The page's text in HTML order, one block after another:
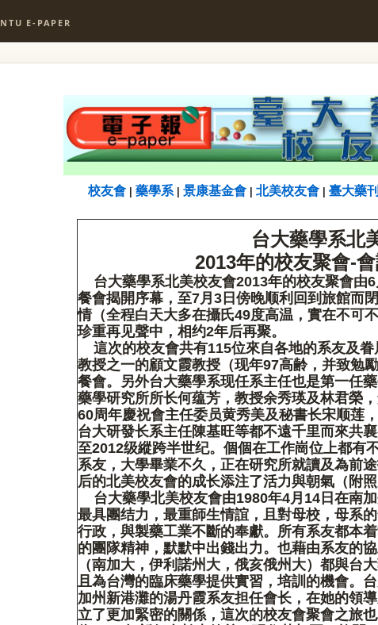
NTU E-PAPER
校友會 藥學系| 景康基金會 北美校友會 臺大藥刊
台大藥學系北
2013年的校友聚會-會
台大藥學系北美校友會2013年的校友聚會
餐會揭開序幕，至7月3日傍晚顺利回到旅館而
情（全程白天大多在攝氏49度高温，實在不可
珍重再见聲中，相约2年后再聚。
這次的校友會共有115位來自各地的系友及
教授之一的顧文霞教授（现年97高齢，并致勉
餐會。另外台大藥學系现任系主任也是第一任
藥學研究所所长何蕴芳，教授余秀瑛及林君榮
60周年慶祝會主任委员黄秀美及秘書长宋顺莲
台大研發长系主任陳基旺等都不遠千里而來共
至2012级縱跨半世纪。個個在工作崗位上都有
系友，大學畢業不久，正在研究所就讀及為前
后的北美校友會的成长添注了活力與朝氣（附照
台大藥學北美校友會由1980年4月14日在南
最具團结力，最重師生情誼，且對母校，母系
行政，與製藥工業不斷的奉獻。所有系友都本
的團隊精神，默默中出錢出力。也藉由系友的
（南加大，伊利諾州大，俄亥俄州大）都與台
且為台灣的臨床藥學提供實習，培訓的機會。
加州新港灘的湯丹霞系友担任會长，在她的領
立了更加緊密的關係，這次的校友會聚會之旅